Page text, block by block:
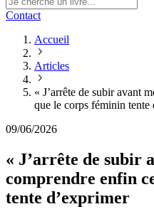
Contact
Accueil
Articles
« J’arrête de subir avant
que le corps féminin tente
09/06/2026
« J’arrête de subir
comprendre enfin
tente d’exprimer